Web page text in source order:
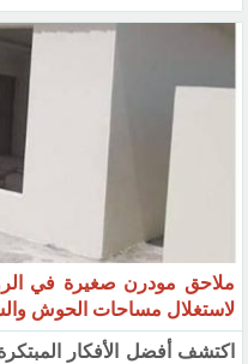
ملاحق مودرن صغيرة في
لاستغلال مساحات الحوش
اكتشف أفضل الأفكار